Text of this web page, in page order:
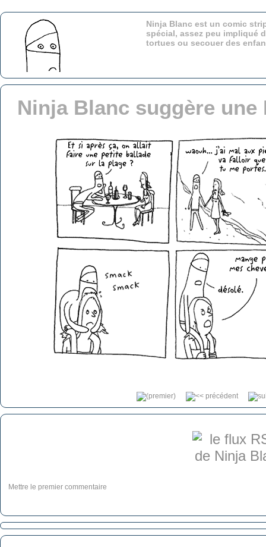
Ninja Blanc est un comic
spécial, assez peu impliqué
tortues ou secouer des
Ninja Blanc suggère
Mettre le premier commentaire